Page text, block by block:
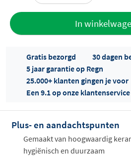
In
Offertes
ophalen...
Gratis bezorgd
30 dagen
5 jaar garantie op Regn
25.000+ klanten gingen je voor
Een 9.1 op onze klantenservice
Plus- en aandachtspunten
Gemaakt van hoogwaardig
hygiënisch en duurzaam